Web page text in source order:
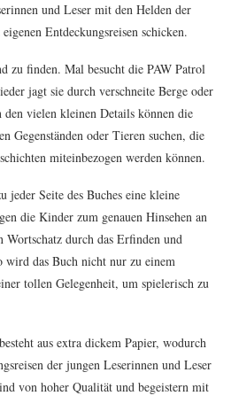
und Leser mit den Helden der
Entdeckungsreisen schicken.
zu finden. Mal besucht die PAW Patrol
jagt sie durch verschneite Berge oder
vielen kleinen Details können die
Gegenständen oder Tieren suchen, die
miteinbezogen werden können.
jeder Seite des Buches eine kleine
die Kinder zum genauen Hinsehen an
durch das Erfinden und
wird das Buch nicht nur zu einem
tollen Gelegenheit, um spielerisch zu
aus extra dickem Papier, wodurch
der jungen Leserinnen und Leser
von hoher Qualität und begeistern mit